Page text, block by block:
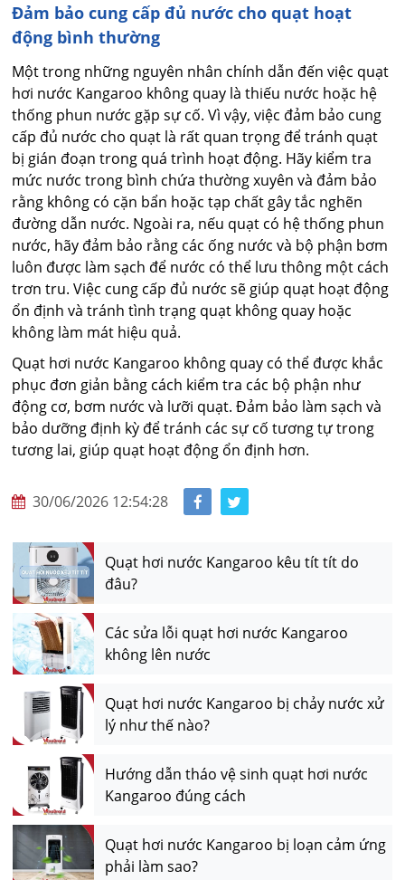
Đảm bảo cung cấp đủ nước cho quạt hoạt
động bình thường
Một trong những nguyên nhân chính dẫn đến việc quạt
hơi nước Kangaroo không quay là thiếu nước hoặc hệ
thống phun nước gặp sự cố. Vì vậy, việc đảm bảo cung
cấp đủ nước cho quạt là rất quan trọng để tránh quạt
bị gián đoạn trong quá trình hoạt động. Hãy kiểm tra
mức nước trong bình chứa thường xuyên và đảm bảo
rằng không có cặn bẩn hoặc tạp chất gây tắc nghẽn
đường dẫn nước. Ngoài ra, nếu quạt có hệ thống phun
nước, hãy đảm bảo rằng các ống nước và bộ phận bơm
luôn được làm sạch để nước có thể lưu thông một cách
trơn tru. Việc cung cấp đủ nước sẽ giúp quạt hoạt động
ổn định và tránh tình trạng quạt không quay hoặc
không làm mát hiệu quả.
Quạt hơi nước Kangaroo không quay có thể được khắc
phục đơn giản bằng cách kiểm tra các bộ phận như
động cơ, bơm nước và lưỡi quạt. Đảm bảo làm sạch và
bảo dưỡng định kỳ để tránh các sự cố tương tự trong
tương lai, giúp quạt hoạt động ổn định hơn.
30/06/2026 12:54:28
Quạt hơi nước Kangaroo kêu tít tít do
đâu?
Các sửa lỗi quạt hơi nước Kangaroo
không lên nước
Quạt hơi nước Kangaroo bị chảy nước xử
lý như thế nào?
Hướng dẫn tháo vệ sinh quạt hơi nước
Kangaroo đúng cách
Quạt hơi nước Kangaroo bị loạn cảm ứng
phải làm sao?